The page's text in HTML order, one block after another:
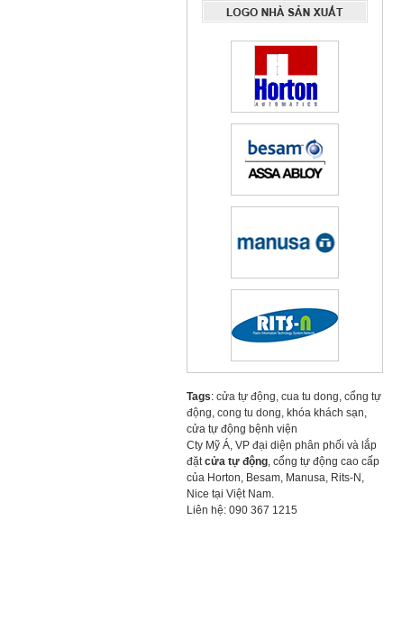
Tags: cửa tự động, cua tu dong, cổng tự
động, cong tu dong, khóa khách sạn,
cửa tự động bệnh viện
Cty Mỹ Á, VP đại diện phân phối và lắp
đặtcửa tự động, cổng tự động cao cấp
của Horton, Besam, Manusa, Rits-N,
Nice tại Việt Nam.
Liên hệ: 090 367 1215